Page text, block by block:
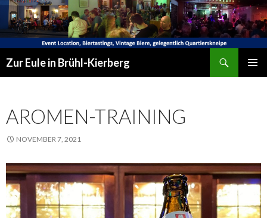
Zur Eule in Brühl-Kierberg
AROMEN-TRAINING
NOVEMBER 7, 2021